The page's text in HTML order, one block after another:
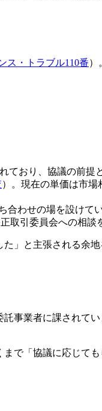
ス・トラブル110番）
ており、協議の前提
）。現在の単価は市
わせの場を設けて
取引委員会への相談
」と主張される余地
事業者に課されて
で「協議に応じて